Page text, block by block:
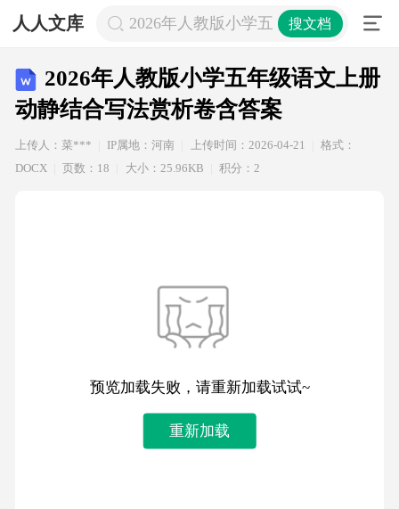
人人文库 2026年人教版小学五年级语文上册动
搜文档
2026年人教版小学五年级语文上册
动静结合写法赏析卷含答案
上传人：菜*** IP属地：河南 上传时间：2026-04-21
格式：
DOCX
页数：18 大小：25.96KB 积分：2
预览加载失败，请重新加载试试~
重新加载